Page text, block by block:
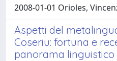
2008-01-01 Orioles,
Aspetti del
Coseriu: fortuna e
panorama linguistico